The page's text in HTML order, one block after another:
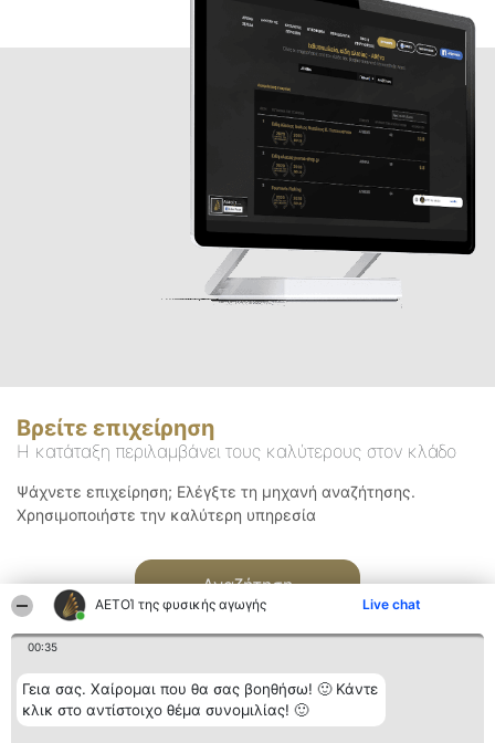
ΑΕΤΟΊ της φυσικής αγωγής Live chat
00:35
Γεια σας. Χαίρομαι που θα σας βοηθήσω! 🙂 Κάντε
κλικ στο αντίστοιχο θέμα συνομιλίας! 🙂
Βρείτε επιχείρηση
Η κατάταξη περιλαμβάνει τους καλύτερους στον κλάδο
Ψάχνετε επιχείρηση; Ελέγξτε τη μηχανή αναζήτησης.
Χρησιμοποιήστε την καλύτερη υπηρεσία
Αναζήτηση